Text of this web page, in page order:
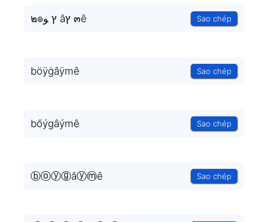
๒๏ץ ﻮ âץ ๓ê Sao chép
böÿġâÿmê Sao chép
bőýgâýmê Sao chép
ⓑⓞⓨⓖâⓨⓜê Sao chép